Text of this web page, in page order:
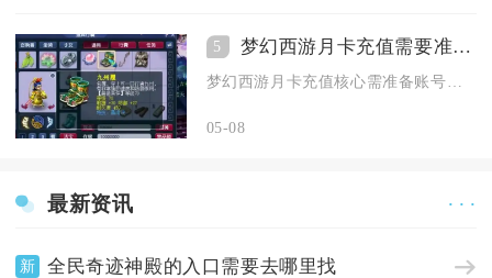
5 梦幻西游月卡充值需要准备什么
05-08
最新资讯 · · ·
新 全民奇迹神殿的入口需要去哪里找